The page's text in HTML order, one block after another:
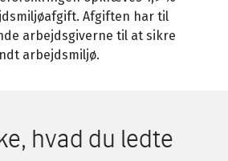
Afgiften har til
arbejdsgiverne til at sikre
arbejdsmiljø.
hvad du ledte